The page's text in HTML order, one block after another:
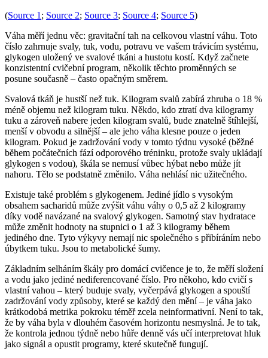
(Source 1 ; Source 2; Source 3; Source 4; Source 5)
Váha měří jednu věc: gravitační tah na celkovou vlastní váhu. Toto
číslo zahrnuje svaly, tuk, vodu, potravu ve vašem trávicím systému,
glykogen uložený ve svalové tkáni a hustotu kostí. Když začnete
konzistentní cvičební program, několik těchto proměnných se
posune současně – často opačným směrem.
Svalová tkáň je hustší než tuk. Kilogram svalů zabírá zhruba o 18 %
méně objemu než kilogram tuku. Někdo, kdo ztratí dva kilogramy
tuku a zároveň nabere jeden kilogram svalů, bude znatelně štíhlejší,
menší v obvodu a silnější – ale jeho váha klesne pouze o jeden
kilogram. Pokud je zadržování vody v tomto týdnu vysoké (běžné
během počátečních fází odporového tréninku, protože svaly ukládají
glykogen s vodou), škála se nemusí vůbec hýbat nebo může jít
nahoru. Tělo se podstatně změnilo. Váha nehlásí nic užitečného.
Existuje také problém s glykogenem. Jediné jídlo s vysokým
obsahem sacharidů může zvýšit váhu váhy o 0,5 až 2 kilogramy
díky vodě navázané na svalový glykogen. Samotný stav hydratace
může změnit hodnoty na stupnici o 1 až 3 kilogramy během
jediného dne. Tyto výkyvy nemají nic společného s přibíráním nebo
úbytkem tuku. Jsou to metabolické šumy.
Základním selháním škály pro domácí cvičence je to, že měří složení
a vodu jako jediné nediferencované číslo. Pro někoho, kdo cvičí s
vlastní vahou – který buduje svaly, vyčerpává glykogen a spouští
zadržování vody způsoby, které se každý den mění – je váha jako
krátkodobá metrika pokroku téměř zcela neinformativní. Není to tak,
že by váha byla v dlouhém časovém horizontu nesmyslná. Je to tak,
že kontrola jednou týdně nebo hůře denně vás učí interpretovat hluk
jako signál a opustit programy, které skutečně fungují.